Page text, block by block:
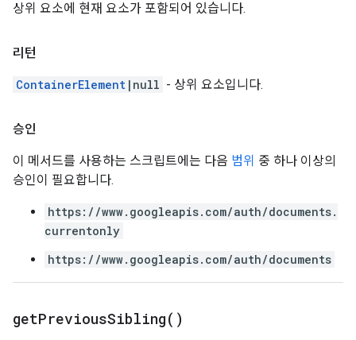
상위 요소에 현재 요소가 포함되어 있습니다.
리턴
ContainerElement |null - 상위 요소입니다.
승인
이 메서드를 사용하는 스크립트에는 다음 범위 중 하나 이상의
승인이 필요합니다.
https://www.googleapis.com/auth/documents.
currentonly
https://www.googleapis.com/auth/documents
getPreviousSibling( )